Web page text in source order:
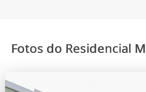
Fotos do Residencial